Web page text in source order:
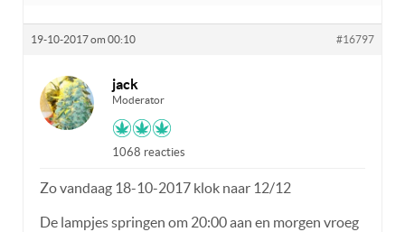
19-10-2017 om 00:10 #16797
jack
Moderator
1068 reacties
Zo vandaag 18-10-2017 klok naar 12/12
De lampjes springen om 20:00 aan en morgen vroeg